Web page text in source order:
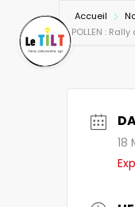
Accueil
POLLEN :
18